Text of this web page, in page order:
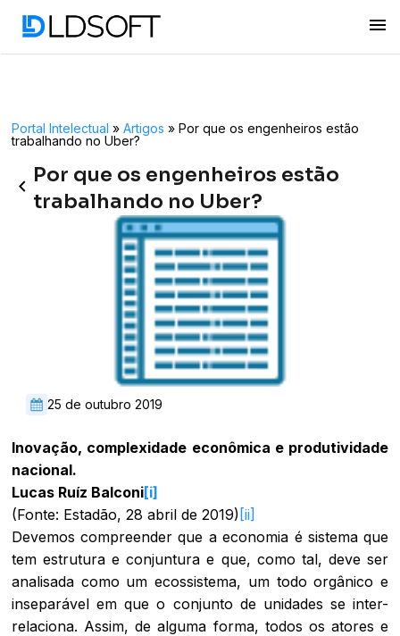
menu
Portal Intelectual » Artigos » Por que os engenheiros estão
trabalhando no Uber?
keyboard_arrow_left Por que os engenheiros estão
trabalhando no Uber?
25 de outubro 2019
Inovação, complexidade econômica e produtividade
nacional.
Lucas Ruíz Balconi[i]
(Fonte: Estadão, 28 abril de 2019) [ii]
Devemos compreender que a economia é sistema que
tem estrutura e conjuntura e que, como tal, deve ser
analisada como um ecossistema, um todo orgânico e
inseparável em que o conjunto de unidades se inter-
relaciona. Assim, de alguma forma, todos os atores e